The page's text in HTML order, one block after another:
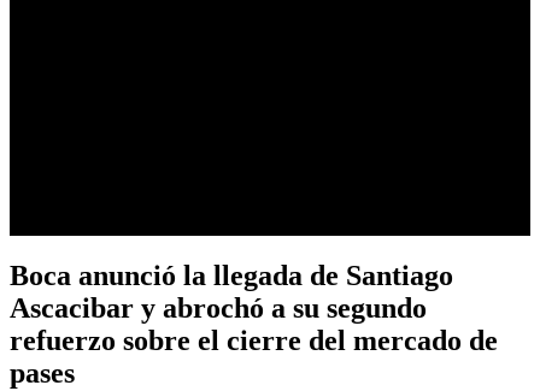
Boca anunció la llegada de Santiago
Ascacibar y abrochó a su segundo
refuerzo sobre el cierre del mercado de
pases